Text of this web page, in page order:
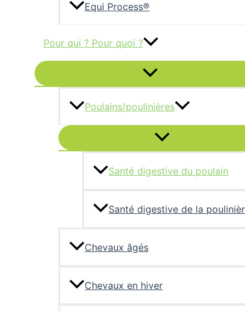
Equi Process®
Pour qui ? Pour quoi ?
Permutateur
de
Menu
Poulains/poulinières
Permutateur
de
Menu
Santé digestive du poulain
Santé digestive de la
Chevaux âgés
Chevaux en hiver